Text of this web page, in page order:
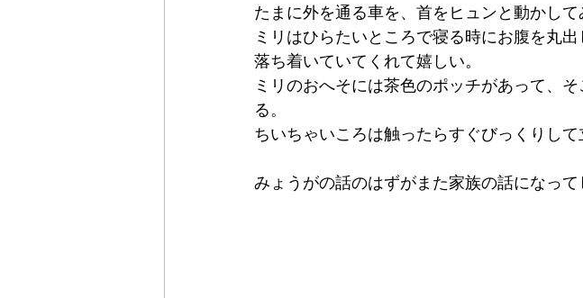
たまに外を通る車を、首をヒュンと動かして
ミリはひらたいところで寝る時にお腹を丸
落ち着いていてくれて嬉しい。
ミリのおへそには茶色のポッチがあって、
る。
ちいちゃいころは触ったらすぐびっくりし
みょうがの話のはずがまた家族の話になって